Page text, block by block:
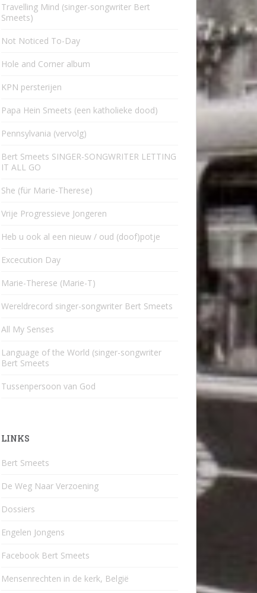
Travelling Mind (singer-songwriter Bert
Smeets)
Not Noticed To-Day
Hole and Corner album
KPN persterijen
Papa Hein Smeets (een katholieke dood)
Pennsylvania (vervolg)
Bert Smeets SINGER-SONGWRITER LETTING
IT ALL GO
She (für Marie-Therese)
Vrije Progressieve Jongeren
Heb u ook al een nieuw / oud (doof)potje
Excecution Day
Marie-Therese (Marie-T)
Wereldrecord singer-songwriter Bert Smeets
All My Senses
Language of the World (singer-songwriter
Bert Smeets
Tussenpersoon van God
LINKS
Bert Smeets
De Weg Naar Verzoening
Dossiers
Engelen Jongens
Facebook Bert Smeets
Mensenrechten in de kerk, België